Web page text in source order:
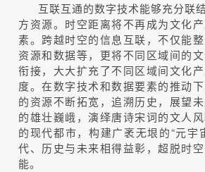
互联互通的数字技术能够充分联
方资源。时空距离将不再成为文化
素。跨越时空的信息互联，不仅能
资源和数据等，更将不同区域间的
衔接，大大扩充了不同区域间文化
度。在数字技术和数据要素的推动
的资源不断拓宽，追溯历史，展望
的雄壮巍峨，演绎唐诗宋词的文人
的现代都市，构建广袤无垠的“元宇
代、历史与未来相得益彰，超脱时
能。